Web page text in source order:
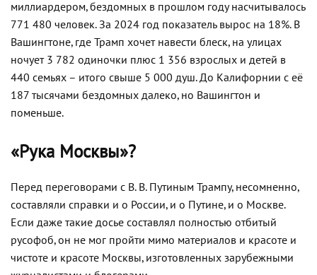
миллиардером, бездомных в прошлом году насчитывалось
771 480 человек. За 2024 год показатель вырос на 18%. В
Вашингтоне, где Трамп хочет навести блеск, на улицах
ночует 3 782 одиночки плюс 1 356 взрослых и детей в
440 семьях – итого свыше 5 000 душ. До Калифорнии с её
187 тысячами бездомных далеко, но Вашингтон и
поменьше.
«Рука Москвы»?
Перед переговорами с В. В. Путиным Трампу, несомненно,
составляли справки и о России, и о Путине, и о Москве.
Если даже такие досье составлял полностью отбитый
русофоб, он не мог пройти мимо материалов и красоте и
чистоте и красоте Москвы, изготовленных зарубежными